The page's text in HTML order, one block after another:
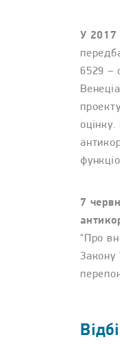
У 2017
6529 –
7
"Про
Закону